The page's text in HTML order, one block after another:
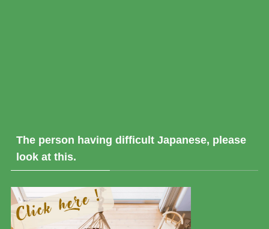
The person having difficult Japanese, please
look at this.